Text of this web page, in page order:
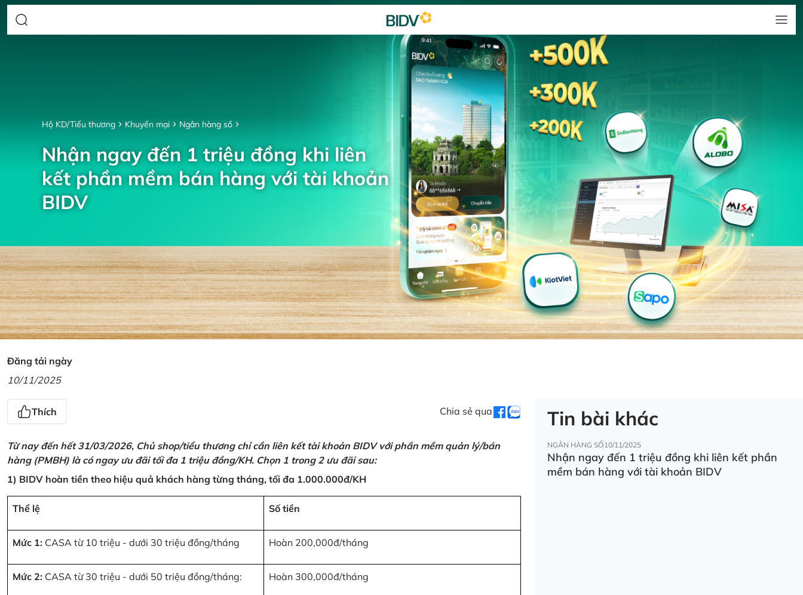
Hộ KD/Tiểu thương Khuyến mại Ngân hàng số
Nhận ngay đến 1 triệu đồng khi liên
kết phần mềm bán hàng với tài khoản
BIDV
Đăng tải ngày
10/11/2025
Thích Chia sẻ qua
Từ nay đến hết 31/03/2026, Chủ shop/tiểu thương chỉ cần liên kết tài khoản BIDV với phần mềm quản lý/bán
hàng (PMBH) là có ngay ưu đãi tối đa 1 triệu đồng/KH. Chọn 1 trong 2 ưu đãi sau:
1) BIDV hoàn tiền theo hiệu quả khách hàng từng tháng, tối đa 1.000.000đ/KH
Thể lệ Số tiền
Mức 1: CASA từ 10 triệu - dưới 30 triệu đồng/tháng Hoàn 200,000đ/tháng
Mức 2: CASA từ 30 triệu - dưới 50 triệu đồng/tháng: Hoàn 300,000đ/tháng
Tin bài khác
NGÂN HÀNG SỐ10/11/2025
Nhận ngay đến 1 triệu đồng khi liên kết phần
mềm bán hàng với tài khoản BIDV